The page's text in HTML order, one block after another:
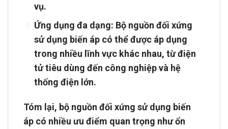
vụ.
Ứng dụng đa dạng: Bộ nguồn đối xứng
sử dụng biến áp có thể được áp dụng
trong nhiều lĩnh vực khác nhau, từ điện
tử tiêu dùng đến công nghiệp và hệ
thống điện lớn.
Tóm lại, bộ nguồn đối xứng sử dụng biến
áp có nhiều ưu điểm quan trọng như ổn